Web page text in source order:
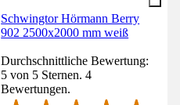
Schwingtor Hörmann Berry
902 2500x2000 mm weiß
Durchschnittliche Bewertung:
5 von 5 Sternen. 4
Bewertungen.